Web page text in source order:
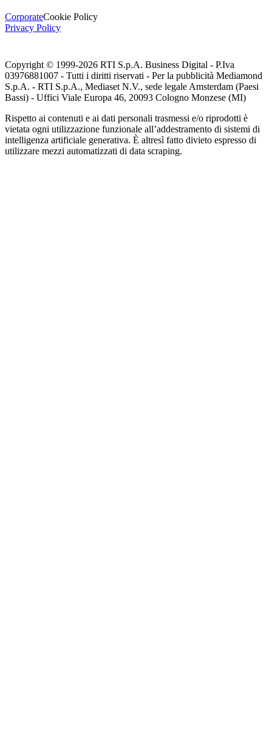
CorporateCookie Policy
Privacy Policy
Copyright © 1999-2026 RTI S.p.A. Business Digital - P.Iva
03976881007 - Tutti i diritti riservati - Per la pubblicità Mediamond
S.p.A. - RTI S.p.A., Mediaset N.V., sede legale Amsterdam (Paesi
Bassi) - Uffici Viale Europa 46, 20093 Cologno Monzese (MI)
Rispetto ai contenuti e ai dati personali trasmessi e/o riprodotti è
vietata ogni utilizzazione funzionale all’addestramento di sistemi di
intelligenza artificiale generativa. È altresì fatto divieto espresso di
utilizzare mezzi automatizzati di data scraping.